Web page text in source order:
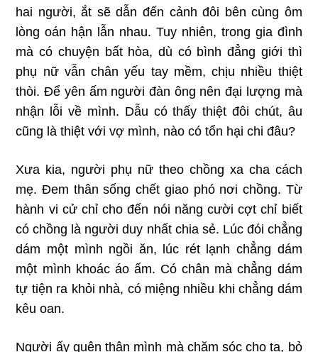
hai người, ắt sẽ dẫn đến cảnh đôi bên cùng ôm
lòng oán hận lẫn nhau. Tuy nhiên, trong gia đình
mà có chuyện bất hòa, dù có bình đẳng giới thì
phụ nữ vẫn chân yếu tay mềm, chịu nhiều thiệt
thòi. Để yên ấm người đàn ông nên đại lượng mà
nhận lỗi về mình. Dẫu có thấy thiệt đôi chút, âu
cũng là thiệt với vợ mình, nào có tổn hại chi đâu?
Xưa kia, người phụ nữ theo chồng xa cha cách
mẹ. Đem thân sống chết giao phó nơi chồng. Từ
hành vi cử chỉ cho đến nói năng cười cợt chỉ biết
có chồng là người duy nhất chia sẻ. Lúc đói chẳng
dám một mình ngồi ăn, lúc rét lạnh chẳng dám
một mình khoác áo ấm. Có chân mà chẳng dám
tự tiện ra khỏi nhà, có miệng nhiều khi chẳng dám
kêu oan.
Người ấy quên thân mình mà chăm sóc cho ta, bỏ